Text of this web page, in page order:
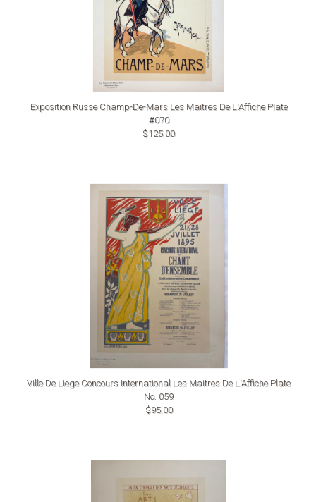
Exposition Russe Champ-De-Mars Les Maitres De L'Affiche Plate
#070
$125.00
Ville De Liege Concours International Les Maitres De L'Affiche Plate
No. 059
$95.00